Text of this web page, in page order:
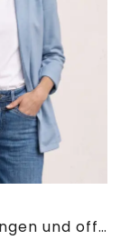
Blazer im langen und offenen Schnitt